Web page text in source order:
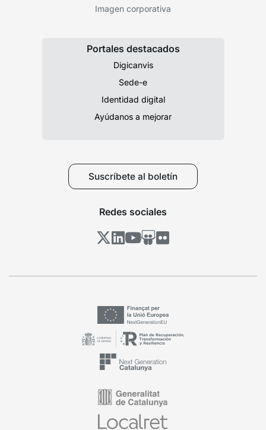
Imagen corporativa
Portales destacados
Digicanvis
Sede-e
Identidad digital
Ayúdanos a mejorar
Suscríbete al boletín
Redes sociales